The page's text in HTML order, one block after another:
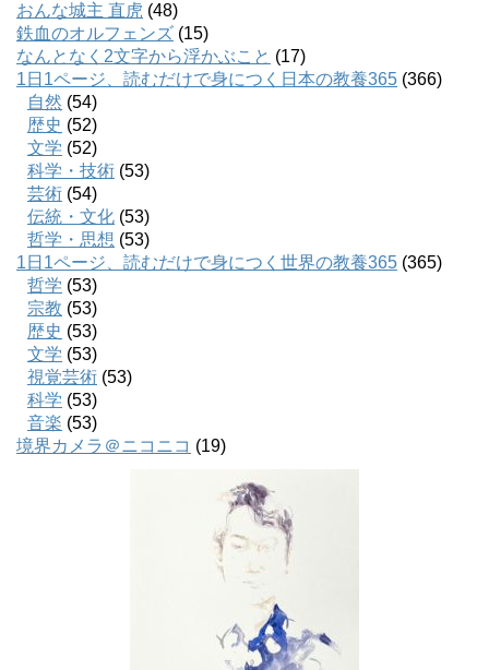
おんな城主 直虎 (48)
鉄血のオルフェンズ (15)
なんとなく2文字から浮かぶこと (17)
1日1ページ、読むだけで身につく日本の教養365 (366)
自然 (54)
歴史 (52)
文学 (52)
科学・技術 (53)
芸術 (54)
伝統・文化 (53)
哲学・思想 (53)
1日1ページ、読むだけで身につく世界の教養365 (365)
哲学 (53)
宗教 (53)
歴史 (53)
文学 (53)
視覚芸術 (53)
科学 (53)
音楽 (53)
境界カメラ＠ニコニコ (19)